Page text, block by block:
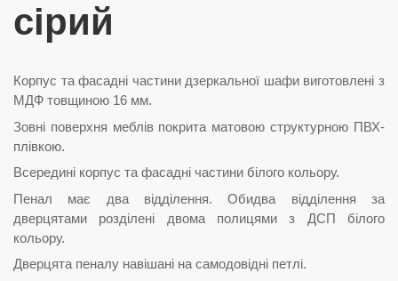
сірий
Корпус та фасадні частини дзеркальної шафи виготовлені з
МДФ товщиною 16 мм.
Зовні поверхня меблів покрита матовою структурною ПВХ-
плівкою.
Всередині корпус та фасадні частини білого кольору.
Пенал має два відділення. Обидва відділення за
дверцятами розділені двома полицями з ДСП білого
кольору.
Дверцята пеналу навішані на самодовідні петлі.